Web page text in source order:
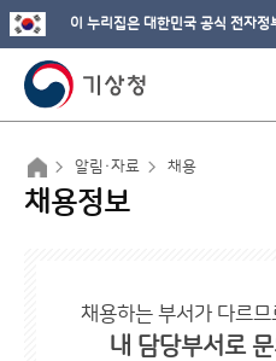
이 누리집은 대한민국 공식 전자정
알림·자료 채용
채용정보
채용하는 부서가 다르
내 담당부서로 문